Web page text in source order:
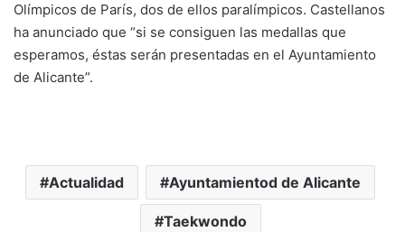
Olímpicos de París, dos de ellos paralímpicos. Castellanos
ha anunciado que “si se consiguen las medallas que
esperamos, éstas serán presentadas en el Ayuntamiento
de Alicante”.
Actualidad Ayuntamientod de Alicante
Taekwondo